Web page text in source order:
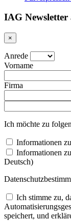
IAG Newsletter
×
Anrede
Vorname
Firma
Ich möchte zu
Informationen
Informationen
Deutsch)
Ich stimme zu,
speichert, und